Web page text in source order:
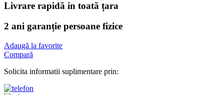
Livrare rapidă in toată țara
2 ani garanție persoane fizice
Adaugă la favorite
Compară
Solicita informatii suplimentare prin: